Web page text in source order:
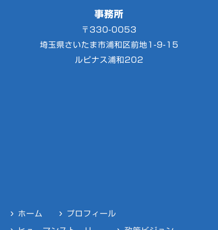
事務所
〒330-0053
埼玉県さいたま市浦和区前地1-9-15
ルピナス浦和202
ホーム プロフィール